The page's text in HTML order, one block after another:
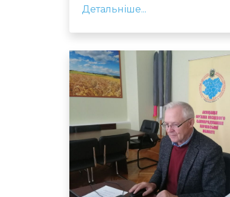
Детальніше...